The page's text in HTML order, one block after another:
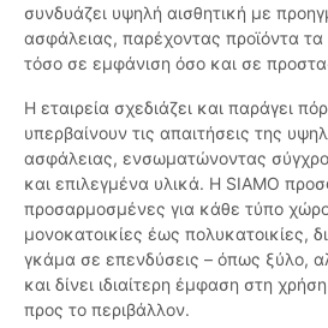
συνδυάζει υψηλή αισθητική με
ασφάλειας, παρέχοντας προϊόντα τα
τόσο σε εμφάνιση όσο και σε
Η εταιρεία σχεδιάζει και παράγει
υπερβαίνουν τις απαιτήσεις της
ασφάλειας, ενσωματώνοντας
και επιλεγμένα υλικά. Η SIAMO
προσαρμοσμένες για κάθε τύπο
μονοκατοικίες έως πολυκατοικίες,
γκάμα σε επενδύσεις – όπως ξύλο,
και δίνει ιδιαίτερη έμφαση στη
προς το περιβάλλον.